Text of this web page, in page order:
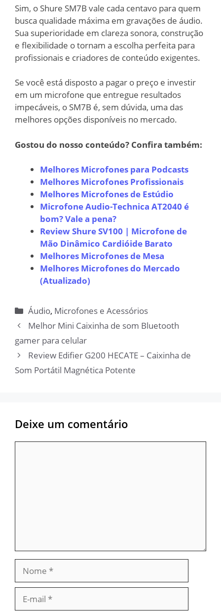
Sim, o Shure SM7B vale cada centavo para quem
busca qualidade máxima em gravações de áudio.
Sua superioridade em clareza sonora, construção
e flexibilidade o tornam a escolha perfeita para
profissionais e criadores de conteúdo exigentes.
Se você está disposto a pagar o preço e investir
em um microfone que entregue resultados
impecáveis, o SM7B é, sem dúvida, uma das
melhores opções disponíveis no mercado.
Gostou do nosso conteúdo? Confira também:
Melhores Microfones para Podcasts
Melhores Microfones Profissionais
Melhores Microfones de Estúdio
Microfone Audio-Technica AT2040 é
bom? Vale a pena?
Review Shure SV100 | Microfone de
Mão Dinâmico Cardióide Barato
Melhores Microfones de Mesa
Melhores Microfones do Mercado
(Atualizado)
Categorias
Áudio, Microfones e Acessórios
Melhor Mini Caixinha de som Bluetooth
gamer para celular
Review Edifier G200 HECATE – Caixinha de
Som Portátil Magnética Potente
Deixe um comentário
mail